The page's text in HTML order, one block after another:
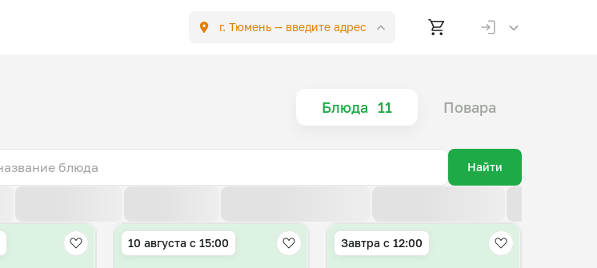
г. Тюмень — введите адрес
Блюда 11 Повара
Найти
10 августа с 15:00 Завтра c 12:00